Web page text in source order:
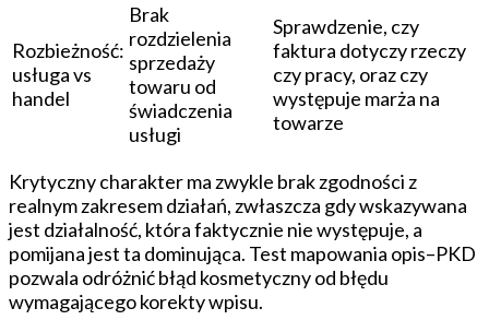
Rozbieżność:
usługa vs
handel
Brak
rozdzielenia
sprzedaży
towaru od
świadczenia
usługi
Sprawdzenie, czy
faktura dotyczy rzeczy
czy pracy, oraz czy
występuje marża na
towarze
Krytyczny charakter ma zwykle brak zgodności z
realnym zakresem działań, zwłaszcza gdy wskazywana
jest działalność, która faktycznie nie występuje, a
pomijana jest ta dominująca. Test mapowania opis–PKD
pozwala odróżnić błąd kosmetyczny od błędu
wymagającego korekty wpisu.